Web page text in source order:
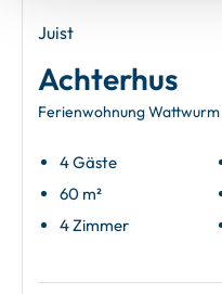
Juist
Achterhus
Ferienwohnung Wattwurm
4 Gäste
60 m²
4 Zimmer